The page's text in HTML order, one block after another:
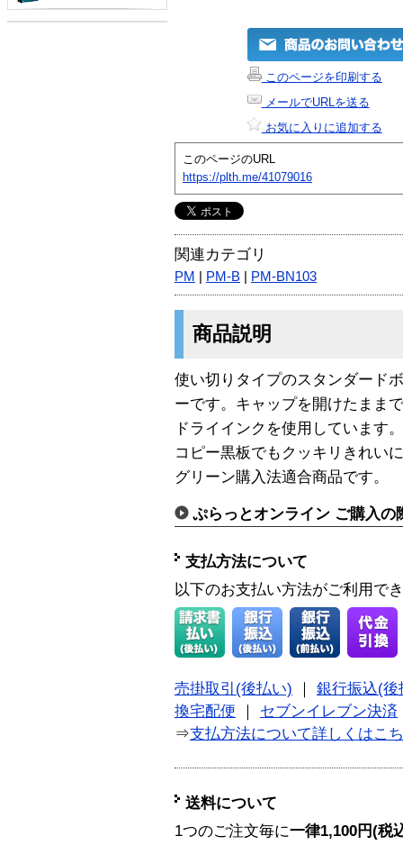
このページを印刷する
メールでURLを送る
お気に入りに追加する
このページのURL
https://plth.me/41079016
関連カテゴリ
PM PM-B PM-BN103
商品説明
使い切りタイプのスタンダード
ーです。キャップを開けたまま
ドライインクを使用しています
コピー黒板でもクッキリきれい
グリーン購入法適合商品です。
ぷらっとオンライン ご購入の
支払方法について
以下のお支払い方法がご利用で
売掛取引(後払い)
銀行振込(後
換宅配便
セブンイレブン決済
⇒支払方法について詳しくはこ
送料について
1つのご注文毎に一律1,100円(税